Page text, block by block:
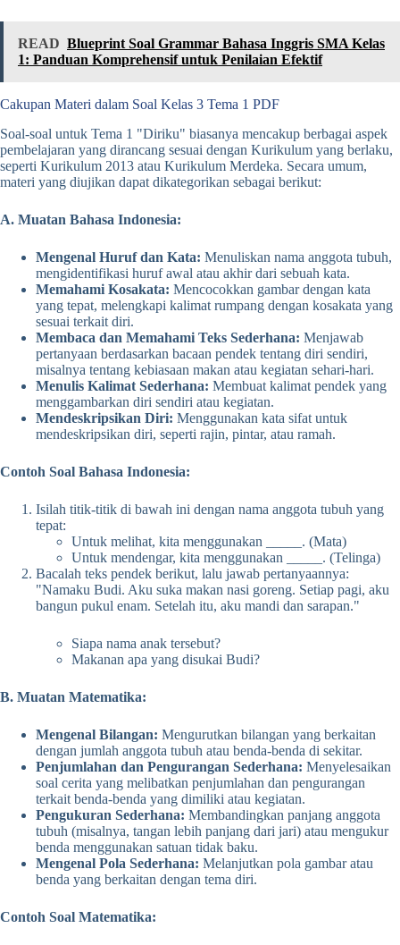
READ Blueprint Soal Grammar Bahasa Inggris SMA Kelas
1: Panduan Komprehensif untuk Penilaian Efektif
Cakupan Materi dalam Soal Kelas 3 Tema 1 PDF
Soal-soal untuk Tema 1 "Diriku" biasanya mencakup berbagai aspek
pembelajaran yang dirancang sesuai dengan Kurikulum yang berlaku,
seperti Kurikulum 2013 atau Kurikulum Merdeka. Secara umum,
materi yang diujikan dapat dikategorikan sebagai berikut:
A. Muatan Bahasa Indonesia:
Mengenal Huruf dan Kata: Menuliskan nama anggota tubuh,
mengidentifikasi huruf awal atau akhir dari sebuah kata.
Memahami Kosakata: Mencocokkan gambar dengan kata
yang tepat, melengkapi kalimat rumpang dengan kosakata yang
sesuai terkait diri.
Membaca dan Memahami Teks Sederhana: Menjawab
pertanyaan berdasarkan bacaan pendek tentang diri sendiri,
misalnya tentang kebiasaan makan atau kegiatan sehari-hari.
Menulis Kalimat Sederhana: Membuat kalimat pendek yang
menggambarkan diri sendiri atau kegiatan.
Mendeskripsikan Diri: Menggunakan kata sifat untuk
mendeskripsikan diri, seperti rajin, pintar, atau ramah.
Contoh Soal Bahasa Indonesia:
Isilah titik-titik di bawah ini dengan nama anggota tubuh yang
tepat:
Untuk melihat, kita menggunakan _____. (Mata)
Untuk mendengar, kita menggunakan _____. (Telinga)
Bacalah teks pendek berikut, lalu jawab pertanyaannya:
"Namaku Budi. Aku suka makan nasi goreng. Setiap pagi, aku
bangun pukul enam. Setelah itu, aku mandi dan sarapan."
Siapa nama anak tersebut?
Makanan apa yang disukai Budi?
B. Muatan Matematika:
Mengenal Bilangan: Mengurutkan bilangan yang berkaitan
dengan jumlah anggota tubuh atau benda-benda di sekitar.
Penjumlahan dan Pengurangan Sederhana: Menyelesaikan
soal cerita yang melibatkan penjumlahan dan pengurangan
terkait benda-benda yang dimiliki atau kegiatan.
Pengukuran Sederhana: Membandingkan panjang anggota
tubuh (misalnya, tangan lebih panjang dari jari) atau mengukur
benda menggunakan satuan tidak baku.
Mengenal Pola Sederhana: Melanjutkan pola gambar atau
benda yang berkaitan dengan tema diri.
Contoh Soal Matematika: